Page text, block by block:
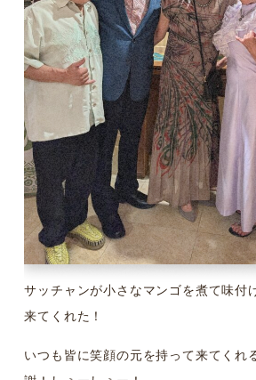
サッチャンが小さなマンゴを煮て味付
来てくれた！
いつも皆に笑顔の元を持って来てくれ